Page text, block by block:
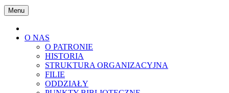
Menu
O NAS
O PATRONIE
HISTORIA
STRUKTURA ORGANIZACYJNA
FILIE
ODDZIAŁY